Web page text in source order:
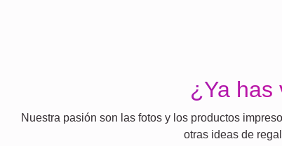
¿Ya has
Nuestra pasión son las fotos y los productos
otras ideas de